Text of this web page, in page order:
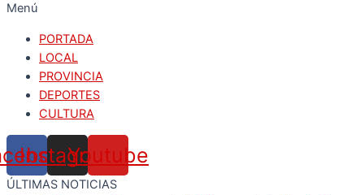
Menú
PORTADA
LOCAL
PROVINCIA
DEPORTES
CULTURA
Instagram
Youtube
ÚLTIMAS NOTICIAS